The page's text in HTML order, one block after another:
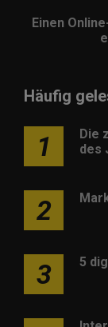
Einen
Häufig
1
Die
des
2
3 5